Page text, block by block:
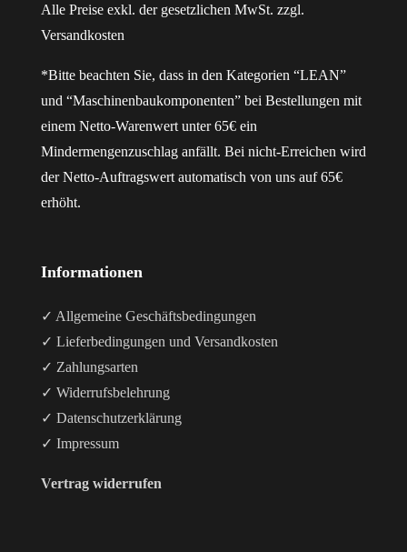
Alle Preise exkl. der gesetzlichen MwSt. zzgl.
Versandkosten
*Bitte beachten Sie, dass in den Kategorien “LEAN”
und “Maschinenbaukomponenten” bei Bestellungen mit
einem Netto-Warenwert unter 65€ ein
Mindermengenzuschlag anfällt. Bei nicht-Erreichen wird
der Netto-Auftragswert automatisch von uns auf 65€
erhöht.
Informationen
✓ Allgemeine Geschäftsbedingungen
✓ Lieferbedingungen und Versandkosten
✓ Zahlungsarten
✓ Widerrufsbelehrung
✓ Datenschutzerklärung
✓ Impressum
Vertrag widerrufen